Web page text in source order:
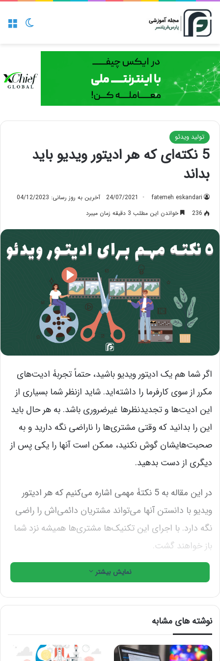
تغییر
تولید ویدئو
5 نکته‌ای که هر ادیتور ویدیو باید
بداند
fatemeh eskandari
24/07/2021
آخرین به روز رسانی: 04/12/2023
236
خواندن این مطلب 3 دقیقه زمان میبرد
اگر شما هم یک ادیتور ویدیو باشید، حتماً تجربۀ ادیت‌های
مکرر از سوی کارفرما را داشته‌اید. شاید ازنظر شما بسیاری از
این ادیت‌ها و تجدیدنظرها غیرضروری باشد. به هر حال باید
این را بدانید که وقتی مشتری‌ها را ناراضی نگه دارید و به
صحبت‌هایشان گوش نکنید، ممکن است آنها را یکی پس از
دیگری از دست بدهید.
در این مقاله به 5 نکتۀ مهمی اشاره می‌کنیم که هر ادیتور
ویدیو با دانستن آنها می‌تواند مشتریان دائمی‌اش را راضی
نگه دارد. با اجرای این تکنیک‌ها مشتری‌ها همیشه نزد شما
باز خواهند گشت.
چگونه در جایگاه یک ادیتور ویدیو،
روابطمان با مشتری را حفظ کنیم؟
1. ایده‌هایتان را با آنها در میان بگذارید.
نمایش بیشتر
نوشته های مشابه